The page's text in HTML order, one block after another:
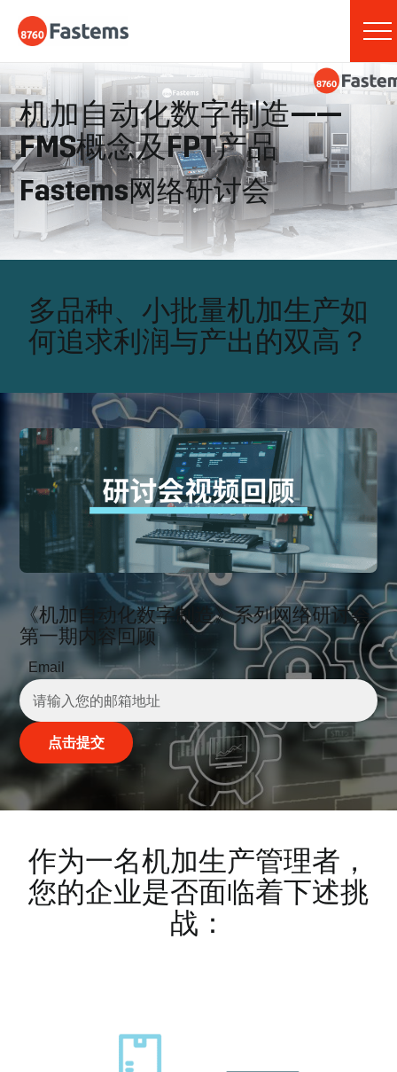
content
机加自动化数字制造——
FMS概念及FPT产品
Fastems网络研讨会
多品种、小批量机加生产如
何追求利润与产出的双高？
《机加自动化数字制造》系列网络研讨会
第一期内容回顾
Email
点击提交
作为一名机加生产管理者，
您的企业是否面临着下述挑
战：